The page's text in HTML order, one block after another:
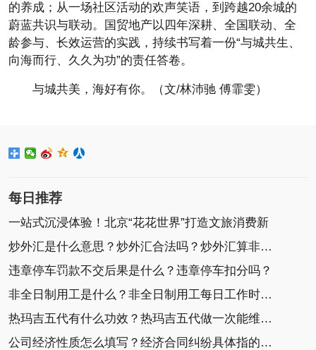
的养成；从一场社区活动的欢声笑语，到跨越20余城的
蔚蓝共识与联动。国贸地产以四年深耕、全国联动、全
龄参与、长效运营的实践，持续书写着一份“与城共生、
向海而行、久久为功”的责任答卷。
与城共美，海好有你。（文/林沛驰 傅霏雯）
每日推荐
一站式沉浸体验！北京“花花世界”打造文旅消费新
炒外汇是什么意思？炒外汇合法吗？炒外汇算非法集
违章停车罚款不交后果是什么？违章停车扣分吗？
非全日制用工是什么？非全日制用工每日工作时间不
热玛吉五代有什么功效？热玛吉五代做一次能维持多
公司经济性质怎么填写？经济合同纠纷具体指的是什